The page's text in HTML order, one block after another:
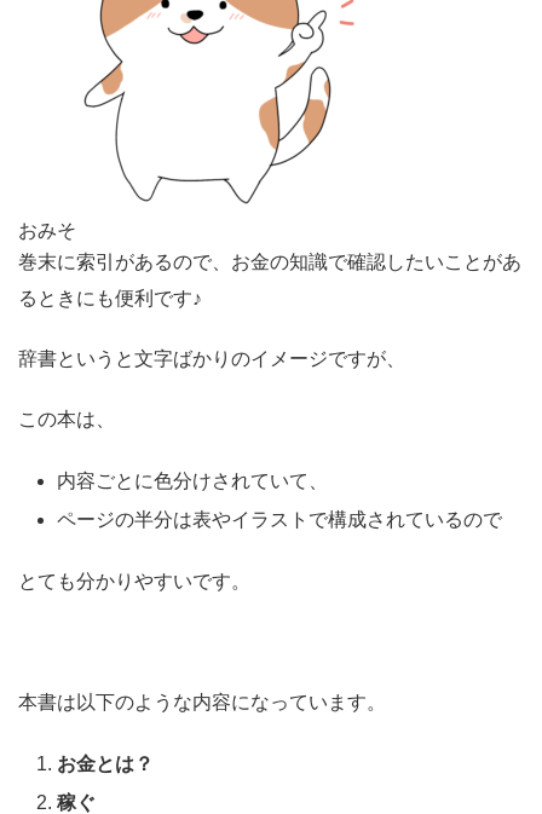
おみそ
巻末に索引があるので、お金の知識で確認したいことがあ
るときにも便利です♪
辞書というと文字ばかりのイメージですが、
この本は、
内容ごとに色分けされていて、
ページの半分は表やイラストで構成されているので
とても分かりやすいです。
本書は以下のような内容になっています。
お金とは？
稼ぐ